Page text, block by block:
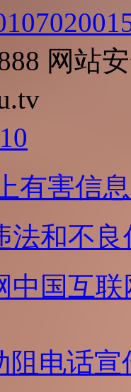
网站
有害信
法和不
中国互
阻电话宣